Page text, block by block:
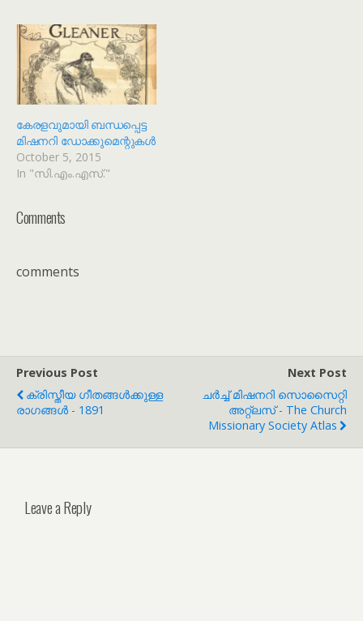
കേരളവുമായി ബന്ധപ്പെട്ട
മിഷനറി ഡോക്കുമെന്റുകൾ
October 5, 2015
In "സി.എം.എസ്."
Comments
comments
Previous Post
ക്രിസ്തീയ ഗീതങ്ങൾക്കുള്ള
രാഗങ്ങൾ - 1891
Next Post
ചർച്ച് മിഷനറി സൊസൈറ്റി
അറ്റ്‌ലസ് - The Church
Missionary Society Atlas
Leave a Reply